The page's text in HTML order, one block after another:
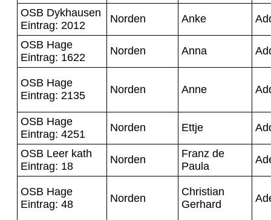
OSB Dykhausen
Eintrag: 2012
Norden Anke
OSB Hage
Eintrag: 1622
Norden Anna
OSB Hage
Eintrag: 2135
Norden Anne
OSB Hage
Eintrag: 4251
Norden Ettje
OSB Leer kath
Eintrag: 18
Norden
Franz de
Paula
OSB Hage
Eintrag: 48
Norden
Christian
Gerhard